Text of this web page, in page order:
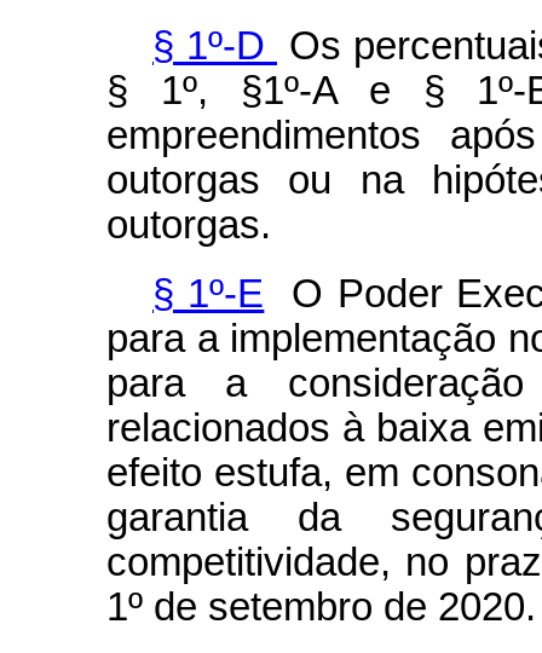
§ 1º-D
Os
§ 1º, §1º-A e § 1º-
empreendimentos
outorgas ou na
outorgas.
§ 1º-E O Poder
para a implementação
para a
relacionados à baixa
efeito estufa, em
garantia da
competitividade, no
1º de setembro de